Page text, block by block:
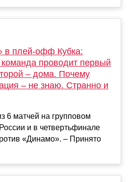
в плей-офф Кубка:
проводит первый
– дома. Почему
– не знаю. Странно и
6 матчей на групповом
и в четвертьфинале
«Динамо». – Принято